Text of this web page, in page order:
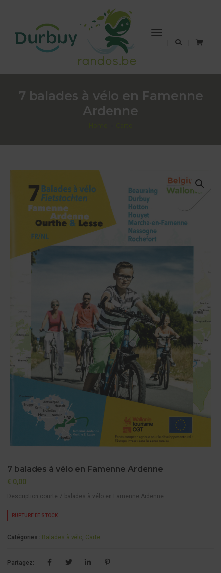
Toggle
Navigation
7 balades à vélo en Famenne
Ardenne
7 balades à vélo en Famenne Ardenne
€ 0,00
Description courte 7 balades à vélo en Famenne Ardenne
RUPTURE DE STOCK
Catégories : Balades à vélo, Carte
Partagez: